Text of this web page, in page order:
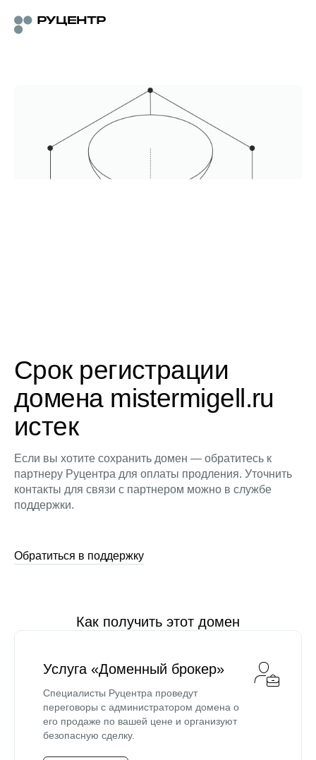
Срок регистрации
домена mistermigell.ru
истек
Если вы хотите сохранить домен — обратитесь к
партнеру Руцентра для оплаты продления. Уточнить
контакты для связи с партнером можно в службе
поддержки.
Обратиться в поддержку
Как получить этот домен
Услуга «Доменный брокер»
Специалисты Руцентра проведут
переговоры с администратором домена о
его продаже по вашей цене и организуют
безопасную сделку.